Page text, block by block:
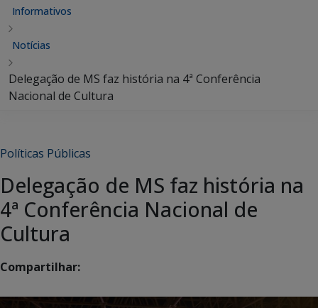
Informativos
Notícias
Delegação de MS faz história na 4ª Conferência
Nacional de Cultura
Políticas Públicas
Delegação de MS faz história na
4ª Conferência Nacional de
Cultura
Compartilhar: